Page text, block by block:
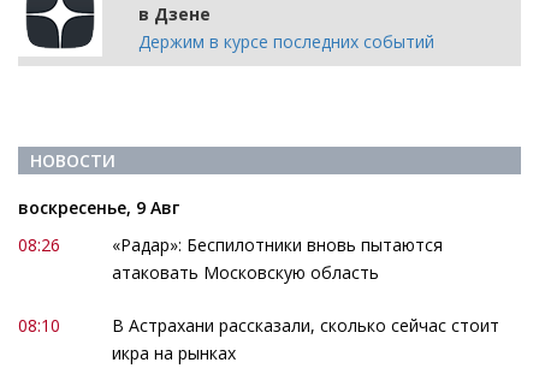
в Дзене
Держим в курсе последних событий
НОВОСТИ
воскресенье, 9 Авг
08:26
«Радар»: Беспилотники вновь пытаются
атаковать Московскую область
08:10
В Астрахани рассказали, сколько сейчас стоит
икра на рынках